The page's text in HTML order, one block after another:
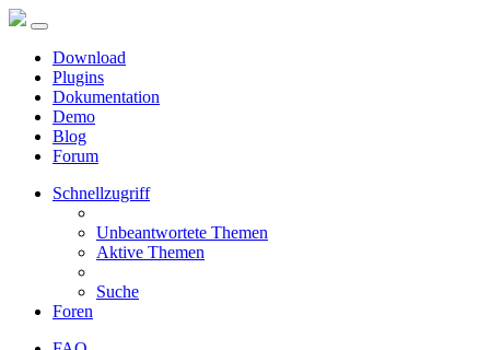
Download
Plugins
Dokumentation
Demo
Blog
Forum
Schnellzugriff
Unbeantwortete Themen
Aktive Themen
Suche
Foren